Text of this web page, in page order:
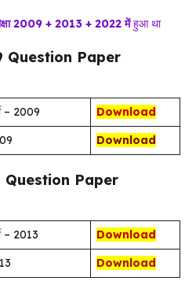
2009 + 2013 + 2022 मेंहुआ था
Question Paper
– 2009
Download
Download
Question Paper
– 2013
Download
Download